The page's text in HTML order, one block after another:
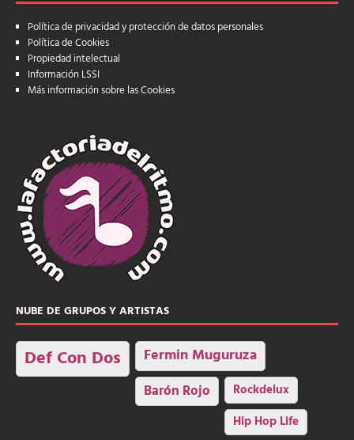
Política de privacidad y protección de datos personales
Política de Cookies
Propiedad intelectual
Información LSSI
Más información sobre las Cookies
NUBE DE GRUPOS Y ARTISTAS
Def Con Dos Fermin Muguruza
Barón Rojo Rockdelux
Hip Hop Life